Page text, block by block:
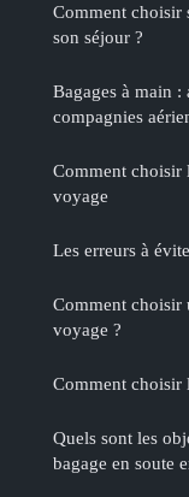
Comment choisir
son séjour ?
Bagages à main :
compagnies
Comment choisir
voyage
Les erreurs à
Comment choisir
voyage ?
Comment choisir
Quels sont les
bagage en soute